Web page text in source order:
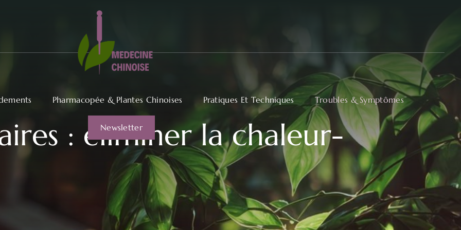
Pharmacopée & Plantes Chinoises Pratiques Et Techniques Troubles & Symptômes
Newsletter
: éliminer la chaleur-